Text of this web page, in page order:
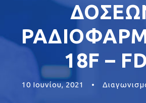
18F –
10 Ιουνίου, 2021 •